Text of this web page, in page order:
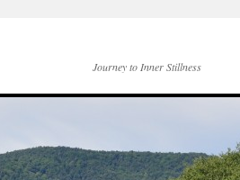
Journey to Inner Stillness